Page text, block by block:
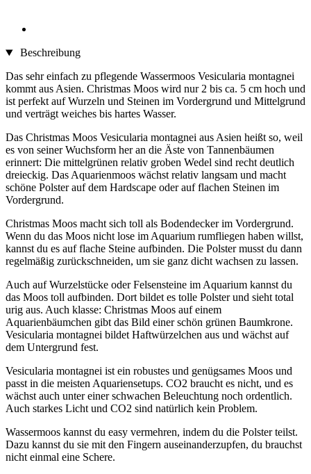
Beschreibung
Das sehr einfach zu pflegende Wassermoos Vesicularia montagnei
kommt aus Asien. Christmas Moos wird nur 2 bis ca. 5 cm hoch und
ist perfekt auf Wurzeln und Steinen im Vordergrund und Mittelgrund
und verträgt weiches bis hartes Wasser.
Das Christmas Moos Vesicularia montagnei aus Asien heißt so, weil
es von seiner Wuchsform her an die Äste von Tannenbäumen
erinnert: Die mittelgrünen relativ groben Wedel sind recht deutlich
dreieckig. Das Aquarienmoos wächst relativ langsam und macht
schöne Polster auf dem Hardscape oder auf flachen Steinen im
Vordergrund.
Christmas Moos macht sich toll als Bodendecker im Vordergrund.
Wenn du das Moos nicht lose im Aquarium rumfliegen haben willst,
kannst du es auf flache Steine aufbinden. Die Polster musst du dann
regelmäßig zurückschneiden, um sie ganz dicht wachsen zu lassen.
Auch auf Wurzelstücke oder Felsensteine im Aquarium kannst du
das Moos toll aufbinden. Dort bildet es tolle Polster und sieht total
urig aus. Auch klasse: Christmas Moos auf einem
Aquarienbäumchen gibt das Bild einer schön grünen Baumkrone.
Vesicularia montagnei bildet Haftwürzelchen aus und wächst auf
dem Untergrund fest.
Vesicularia montagnei ist ein robustes und genügsames Moos und
passt in die meisten Aquariensetups. CO2 braucht es nicht, und es
wächst auch unter einer schwachen Beleuchtung noch ordentlich.
Auch starkes Licht und CO2 sind natürlich kein Problem.
Wassermoos kannst du easy vermehren, indem du die Polster teilst.
Dazu kannst du sie mit den Fingern auseinanderzupfen, du brauchst
nicht einmal eine Schere.